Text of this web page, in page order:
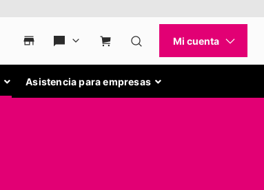
Asistencia para empresas